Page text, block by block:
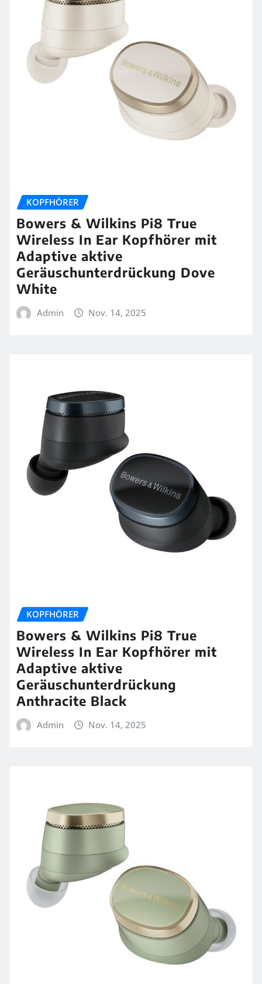
KOPFHÖRER
Bowers & Wilkins Pi8 True
Wireless In Ear Kopfhörer mit
Adaptive aktive
Geräuschunterdrückung Dove
White
Admin Nov. 14, 2025
KOPFHÖRER
Bowers & Wilkins Pi8 True
Wireless In Ear Kopfhörer mit
Adaptive aktive
Geräuschunterdrückung
Anthracite Black
Admin Nov. 14, 2025